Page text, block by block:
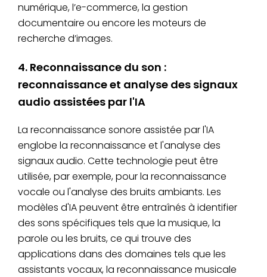
numérique, l’e-commerce, la gestion
documentaire ou encore les moteurs de
recherche d’images.
4. Reconnaissance du son :
reconnaissance et analyse des signaux
audio assistées par l'IA
La reconnaissance sonore assistée par l'IA
englobe la reconnaissance et l'analyse des
signaux audio. Cette technologie peut être
utilisée, par exemple, pour la reconnaissance
vocale ou l'analyse des bruits ambiants. Les
modèles d'IA peuvent être entraînés à identifier
des sons spécifiques tels que la musique, la
parole ou les bruits, ce qui trouve des
applications dans des domaines tels que les
assistants vocaux, la reconnaissance musicale